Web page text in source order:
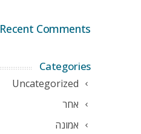
Recent Comments
Categories
Uncategorized
אחר
אמונה